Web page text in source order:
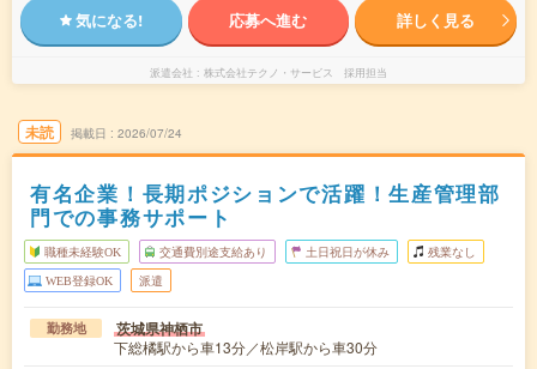
気になる! 応募へ進む 詳しく見る
派遣会社 株式会社テクノ・サービス 採用担当
未読 掲載日 2026/07/24
有名企業！長期ポジションで活躍！生産管理部
門での事務サポート
職種未経験OK 交通費別途支給あり 土日祝日が休み 残業なし
WEB登録OK 派遣
勤務地 茨城県神栖市
下総橘駅から車13分／松岸駅から車30分